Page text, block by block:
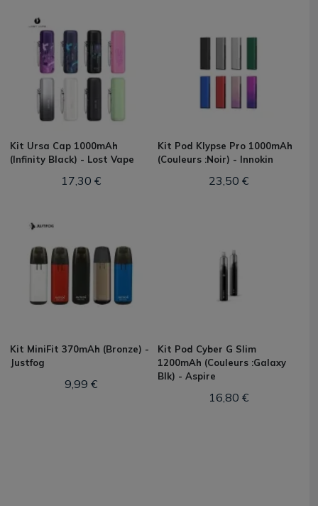
Kit Ursa Cap 1000mAh
(Infinity Black) - Lost Vape
17,30 €
Kit Pod Klypse Pro 1000mAh
(Couleurs :Noir) - Innokin
23,50 €
Kit MiniFit 370mAh (Bronze) -
Justfog
9,99 €
Kit Pod Cyber G Slim
1200mAh (Couleurs :Galaxy
Blk) - Aspire
16,80 €